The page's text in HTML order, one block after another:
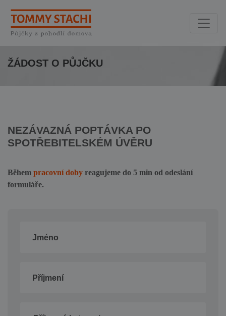
ŽÁDOST O PŮJČKU
NEZÁVAZNÁ POPTÁVKA PO
SPOTŘEBITELSKÉM ÚVĚRU
Během pracovní doby reagujeme do 5 min od odeslání
formuláře.
Jméno
Příjmení